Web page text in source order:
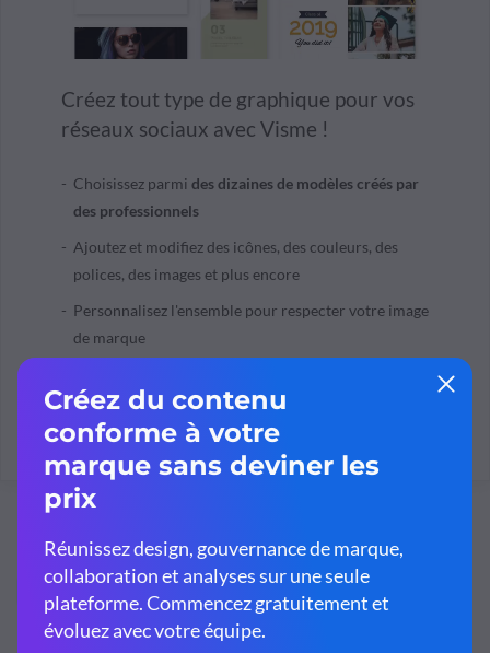
Créez tout type de graphique pour vos
réseaux sociaux avec Visme !
Choisissez parmi des dizaines de modèles créés par
des professionnels
Ajoutez et modifiez des icônes, des couleurs, des
polices, des images et plus encore
Personnalisez l'ensemble pour respecter votre image
de marque
S'inscrire. C'est gratuit.
3
Do Something New, la publicité sur le
réseau social vu par New Zealand